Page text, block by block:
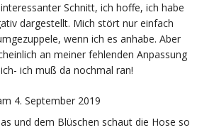
Schnitt, ich hoffe, ich habe
dargestellt. Mich stört nur einfach
wenn ich es anhabe. Aber
an meiner fehlenden Anpassung
ich muß da nochmal ran!
4. September 2019
und dem Blüschen schaut die Hose so